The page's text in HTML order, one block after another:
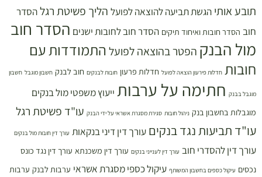
תובע אותי הגשת תביעה להוצאה לפועל הליך פשיטת רגל הסדר
חוב הסדר חובות ואיחוד תיקים הסדר חוב לחובות ישנים הסדר חוב
מול הבנק הפטר בהוצאה לפועל התמודדות עם
חובות חדלות פירעון הוצאה לפועל חדלות פרעון חובות לבנקים חוב לבנק חשבון מוגבל חשבון
מוגבל בבנק חתימה על ערבות ייעוץ משפטי מול בנקים
מוגבלות בחשבון בנק ניהול חובות סגירת מסגרת אשראי על ידי הבנק עו"ד פשיטת רגל
עו"ד תביעות נגד בנקים עורך דין דיני בנקאות עורך דין חובות מול בנקים
עורך דין להסדרי חוב עורך דין לענייני בנקים עורך דין משכנתא עורך דין נגד כונס
נכסים עיקול כספים בחשבון המשותף עיקול כספי מסגרת אשראי ערבות לבנק ערבות